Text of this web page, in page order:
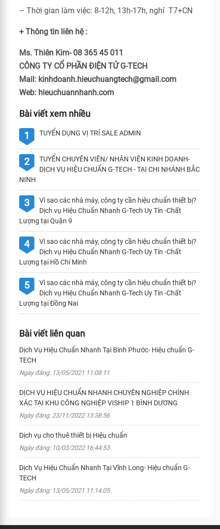
– Thời gian làm việc: 8-12h, 13h-17h, nghỉ T7+CN
+ Thông tin liên hệ :
Ms. Thiên Kim- 08 365 45 011
CÔNG TY CỔ PHẦN ĐIỆN TỬ G-TECH
Mail: kinhdoanh.hieuchuangtech@gmail.com
Web: hieuchuannhanh.com
Bài viết xem nhiều
1 TUYỂN DỤNG VỊ TRÍ SALE ADMIN
2
TUYỂN CHUYÊN VIÊN/ NHÂN VIÊN KINH DOANH-
DỊCH VỤ HIỆU CHUẨN G-TECH - TẠI CHI NHÁNH BẮC
NINH
3
Vì sao các nhà máy, công ty cần hiệu chuẩn thiết bị?
Dịch vụ Hiệu Chuẩn Nhanh G-Tech Uy Tín -Chất
Lượng tại Quận 9
4
Vì sao các nhà máy, công ty cần hiệu chuẩn thiết bị?
Dịch vụ Hiệu Chuẩn Nhanh G-Tech Uy Tín -Chất
Lượng tại Hồ Chí Minh
5
Vì sao các nhà máy, công ty cần hiệu chuẩn thiết bị?
Dịch vụ Hiệu Chuẩn Nhanh G-Tech Uy Tín -Chất
Lượng tại Đồng Nai
Bài viết liên quan
Dịch Vụ Hiệu Chuẩn Nhanh Tại Bình Phước- Hiệu chuẩn G-
TECH
Ngày đăng: 13/05/2021 11:08:11
DỊCH VỤ HIỆU CHUẨN NHANH CHUYÊN NGHIỆP CHÍNH
XÁC TẠI KHU CÔNG NGHIỆP VISHIP 1 BÌNH DƯƠNG
Ngày đăng: 23/11/2022 13:38:56
Dịch vụ cho thuê thiết bị Hiệu chuẩn
Ngày đăng: 10/03/2022 16:44:53
Dịch Vụ Hiệu Chuẩn Nhanh Tại Vĩnh Long- Hiệu chuẩn G-
TECH
Ngày đăng: 13/05/2021 11:14:05